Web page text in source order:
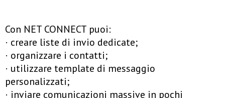
Con NET CONNECT puoi:
· creare liste di invio dedicate;
· organizzare i contatti;
· utilizzare template di messaggio
personalizzati;
· inviare comunicazioni massive in pochi